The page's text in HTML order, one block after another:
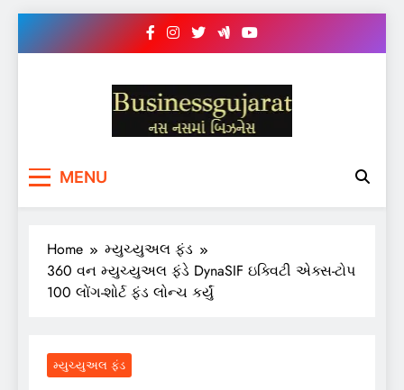
BUSINESS GUJARAT
MENU
Home
મ્યુચ્યુઅલ ફંડ
360 વન મ્યુચ્યુઅલ ફંડે DynaSIF ઇક્વિટી એક્સ-ટોપ
100 લોંગ-શોર્ટ ફંડ લોન્ચ કર્યું
મ્યુચ્યુઅલ ફંડ